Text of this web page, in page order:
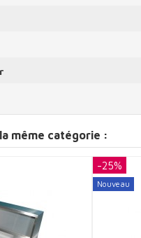
même catégorie :
-25%
Nouveau